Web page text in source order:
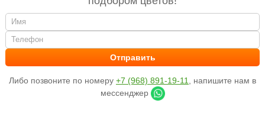
Либо позвоните по номеру +7 (968) 891-19-11
, напишите нам в
мессенджер